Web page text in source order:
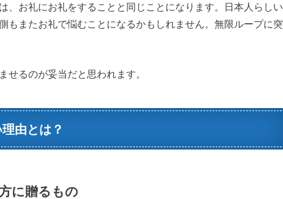
、お礼にお礼をすることと同じことになります。日本人らしい
もまたお礼で悩むことになるかもしれません。無限ループに突
せるのが妥当だと思われます。
由とは？
に贈るもの